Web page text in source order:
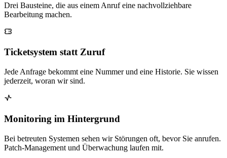
Drei Bausteine, die aus einem Anruf eine nachvollziehbare
Bearbeitung machen.
Ticketsystem statt Zuruf
Jede Anfrage bekommt eine Nummer und eine Historie. Sie wissen
jederzeit, woran wir sind.
Monitoring im Hintergrund
Bei betreuten Systemen sehen wir Störungen oft, bevor Sie anrufen.
Patch-Management und Überwachung laufen mit.